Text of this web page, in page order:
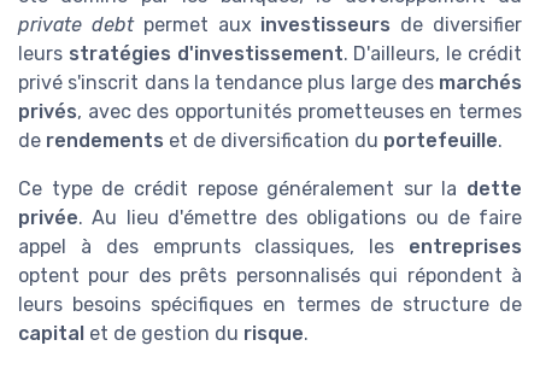
private debtpermet aux investisseurs de diversifier
leurs stratégies d'investissement. D'ailleurs, le crédit
privé s'inscrit dans la tendance plus large des marchés
privés, avec des opportunités prometteuses en termes
de rendements et de diversification du portefeuille.
Ce type de crédit repose généralement sur la dette
privée. Au lieu d'émettre des obligations ou de faire
appel à des emprunts classiques, les entreprises
optent pour des prêts personnalisés qui répondent à
leurs besoins spécifiques en termes de structure de
capital et de gestion du risque.